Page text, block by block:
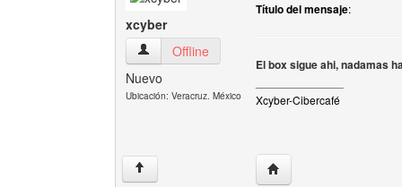
xcyber
xcyber Ver perfil del usuario
Offline
Nuevo
Ubicación: Veracruz. México
Título del mensaje:
El box sigue ahi, nadamas
Xcyber-Cibercafé
↑ Visitar sitio web del